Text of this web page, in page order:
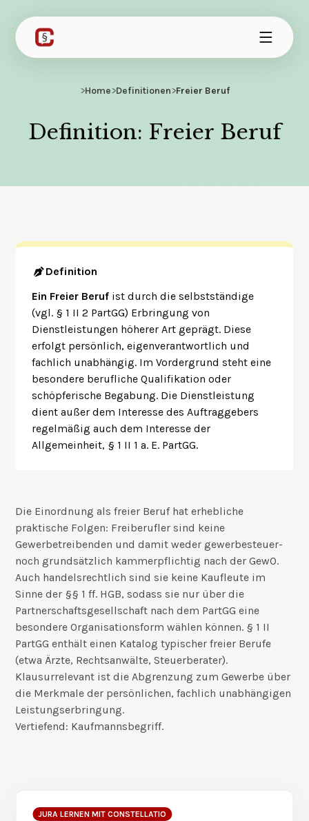
>Home>Definitionen>Freier Beruf
Definition: Freier Beruf
Definition
Ein Freier Beruf ist durch die selbstständige
(vgl. § 1 II 2 PartGG) Erbringung von
Dienstleistungen höherer Art geprägt. Diese
erfolgt persönlich, eigenverantwortlich und
fachlich unabhängig. Im Vordergrund steht eine
besondere berufliche Qualifikation oder
schöpferische Begabung. Die Dienstleistung
dient außer dem Interesse des Auftraggebers
regelmäßig auch dem Interesse der
Allgemeinheit, § 1 II 1 a. E. PartGG.
Die Einordnung als freier Beruf hat erhebliche
praktische Folgen: Freiberufler sind keine
Gewerbetreibenden und damit weder gewerbesteuer-
noch grundsätzlich kammerpflichtig nach der GewO.
Auch handelsrechtlich sind sie keine Kaufleute im
Sinne der §§ 1 ff. HGB, sodass sie nur über die
Partnerschaftsgesellschaft nach dem PartGG eine
besondere Organisationsform wählen können. § 1 II
PartGG enthält einen Katalog typischer freier Berufe
(etwa Ärzte, Rechtsanwälte, Steuerberater).
Klausurrelevant ist die Abgrenzung zum Gewerbe über
die Merkmale der persönlichen, fachlich unabhängigen
Leistungserbringung.
Vertiefend: Kaufmannsbegriff.
JURA LERNEN MIT CONSTELLATIO